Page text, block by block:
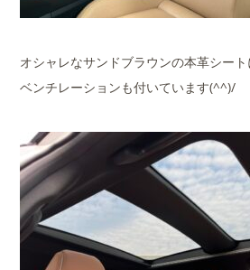
オシャレなサンドブラウンの本革シー
ベンチレーションも付いています(^^)/